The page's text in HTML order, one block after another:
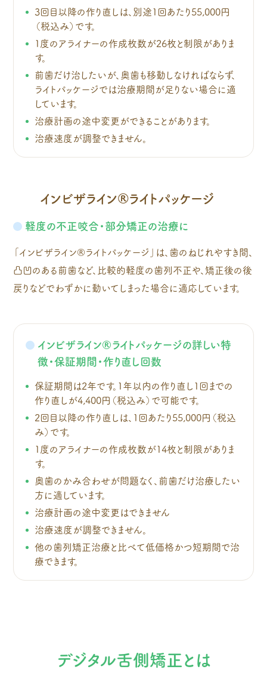
3回目以降の作り直しは、別途1回あたり55,000円
（税込み）です。
1度のアライナーの作成枚数が26枚と制限がありま
す。
前歯だけ治したいが、奥歯も移動しなければならず、
ライトパッケージでは治療期間が足りない場合に適
しています。
治療計画の途中変更ができることがあります。
治療速度が調整できません。
インビザライン®ライトパッケージ
軽度の不正咬合・部分矯正の治療に
「インビザライン®ライトパッケージ」は、歯のねじれやすき間、
凸凹のある前歯など、比較的軽度の歯列不正や、矯正後の後
戻りなどでわずかに動いてしまった場合に適応しています。
インビザライン®ライトパッケージの詳しい特
徴・保証期間・作り直し回数
保証期間は2年です。1年以内の作り直し1回までの
作り直しが4,400円（税込み）で可能です。
2回目以降の作り直しは、1回あたり55,000円（税込
み）です。
1度のアライナーの作成枚数が14枚と制限がありま
す。
奥歯のかみ合わせが問題なく、前歯だけ治療したい
方に適しています。
治療計画の途中変更はできません
治療速度が調整できません。
他の歯列矯正治療と比べて低価格かつ短期間で治
療できます。
デジタル舌側矯正とは